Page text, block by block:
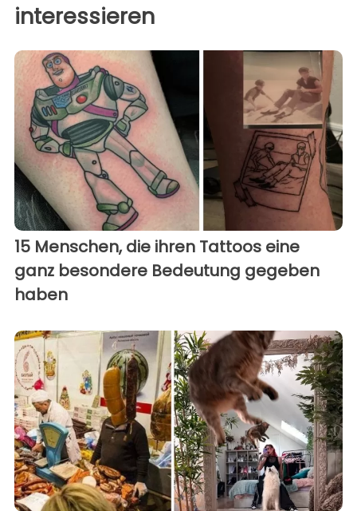
interessieren
15 Menschen, die ihren Tattoos eine
ganz besondere Bedeutung gegeben
haben